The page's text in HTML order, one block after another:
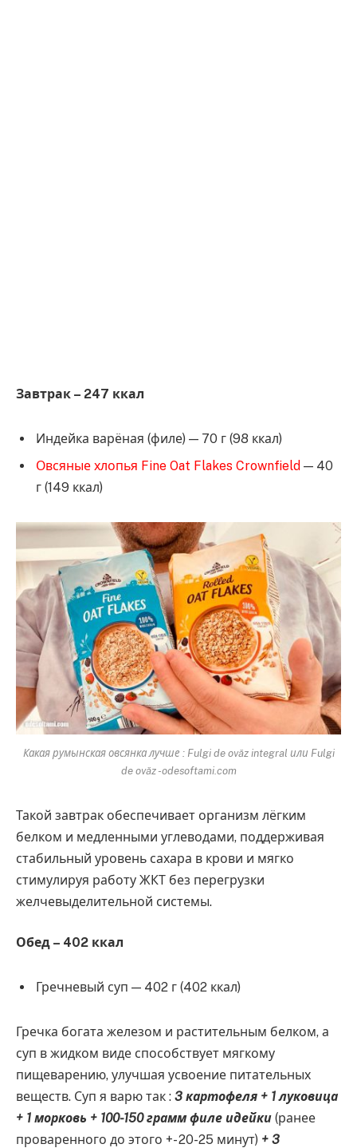
Завтрак – 247 ккал
Индейка варёная (филе) — 70 г (98 ккал)
Овсяные хлопья Fine Oat Flakes Crownfield — 40
г (149 ккал)
Какая румынская овсянка лучше : Fulgi de ovăz integral или Fulgi
de ovăz -odesoftami.com
Такой завтрак обеспечивает организм лёгким
белком и медленными углеводами, поддерживая
стабильный уровень сахара в крови и мягко
стимулируя работу ЖКТ без перегрузки
желчевыделительной системы.
Обед – 402 ккал
Гречневый суп — 402 г (402 ккал)
Гречка богата железом и растительным белком, а
суп в жидком виде способствует мягкому
пищеварению, улучшая усвоение питательных
веществ. Суп я варю так : 3 картофеля + 1 луковица
+ 1 морковь + 100-150 грамм филе идейки (ранее
проваренного до этого +- 20-25 минут) + 3